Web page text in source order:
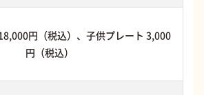
円（税込）、子供プレート 3,000
円（税込）